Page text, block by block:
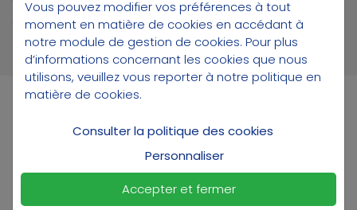
autre régime.
La Retraite Mutualiste du
Combattant
Vous pouvez modifier vos préférences à tout
moment en matière de cookies en accédant à
notre module de gestion de cookies. Pour plus
d’informations concernant les cookies que nous
utilisons, veuillez vous reporter à notre politique en
matière de cookies.
Consulter la politique des cookies
Personnaliser
Accepter et fermer